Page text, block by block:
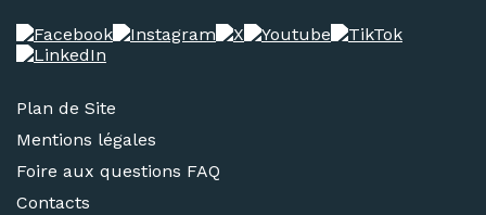
Plan de Site
Mentions légales
Foire aux questions FAQ
Contacts